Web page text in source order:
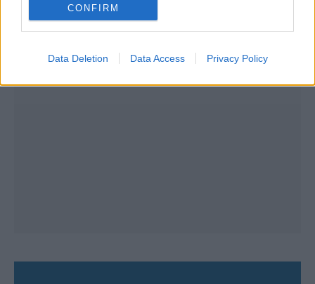
CONFIRM
Data Deletion Data Access Privacy Policy